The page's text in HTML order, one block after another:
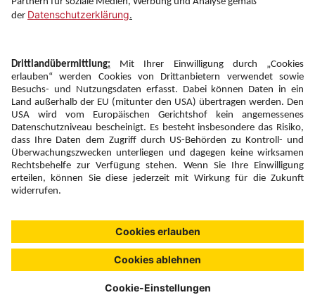
Newsletter:
Anmelden
Fairness und
Unsere Inhalte: Standards und
Meldung
Copyright © 2026 DERTOUR Austria GmbH